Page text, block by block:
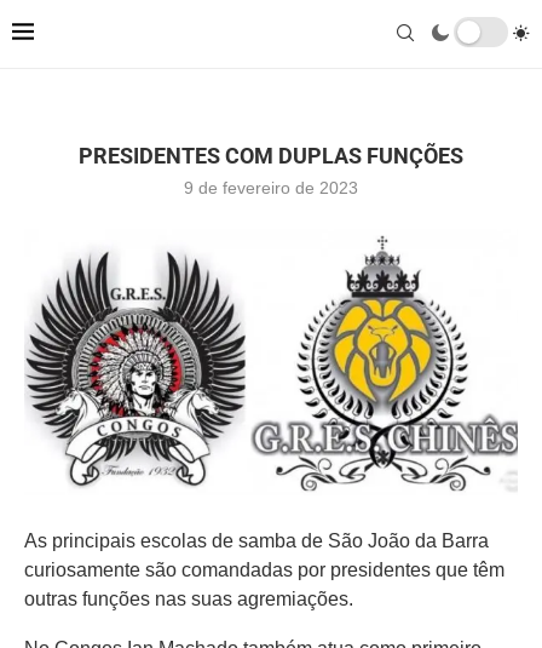
PRESIDENTES COM DUPLAS FUNÇÕES
9 de fevereiro de 2023
As principais escolas de samba de São João da Barra
curiosamente são comandadas por presidentes que têm
outras funções nas suas agremiações.